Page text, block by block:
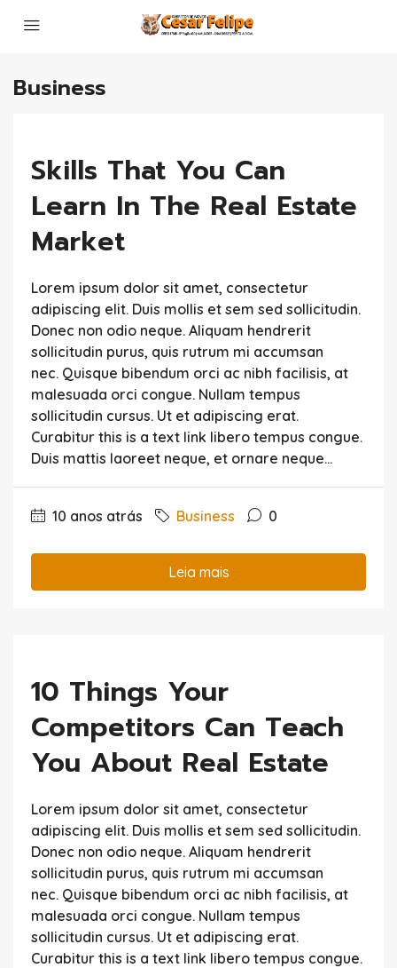
Business
Skills That You Can
Learn In The Real Estate
Market
Lorem ipsum dolor sit amet, consectetur
adipiscing elit. Duis mollis et sem sed sollicitudin.
Donec non odio neque. Aliquam hendrerit
sollicitudin purus, quis rutrum mi accumsan
nec. Quisque bibendum orci ac nibh facilisis, at
malesuada orci congue. Nullam tempus
sollicitudin cursus. Ut et adipiscing erat.
Curabitur this is a text link libero tempus congue.
Duis mattis laoreet neque, et ornare neque...
10 anos atrás Business 0
Leia mais
10 Things Your
Competitors Can Teach
You About Real Estate
Lorem ipsum dolor sit amet, consectetur
adipiscing elit. Duis mollis et sem sed sollicitudin.
Donec non odio neque. Aliquam hendrerit
sollicitudin purus, quis rutrum mi accumsan
nec. Quisque bibendum orci ac nibh facilisis, at
malesuada orci congue. Nullam tempus
sollicitudin cursus. Ut et adipiscing erat.
Curabitur this is a text link libero tempus congue.